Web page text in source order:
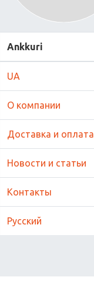
Ankkuri
UA
О компании
Доставка и оплата
Новости и статьи
Контакты
Русский